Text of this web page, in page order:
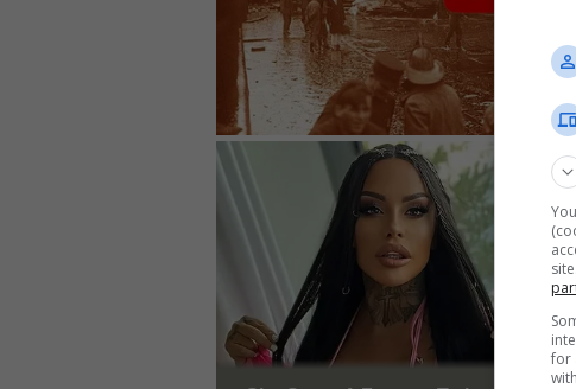
for